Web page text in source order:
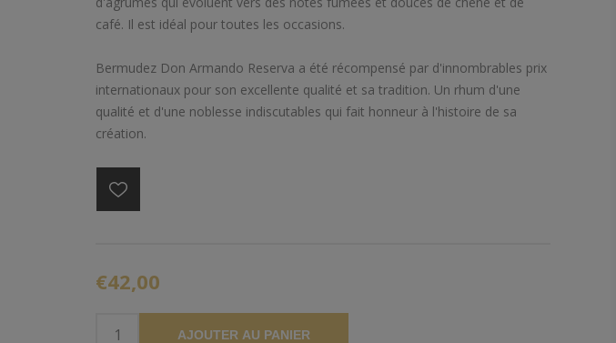
café. Il est idéal pour toutes les occasions.
Bermudez Don Armando Reserva a été récompensé par d'innombrables prix
internationaux pour son excellente qualité et sa tradition. Un rhum d'une
qualité et d'une noblesse indiscutables qui fait honneur à l'histoire de sa
création.
€42,00
AJOUTER AU PANIER